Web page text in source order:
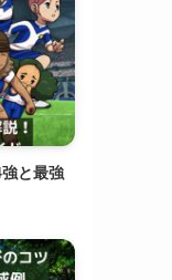
と最強